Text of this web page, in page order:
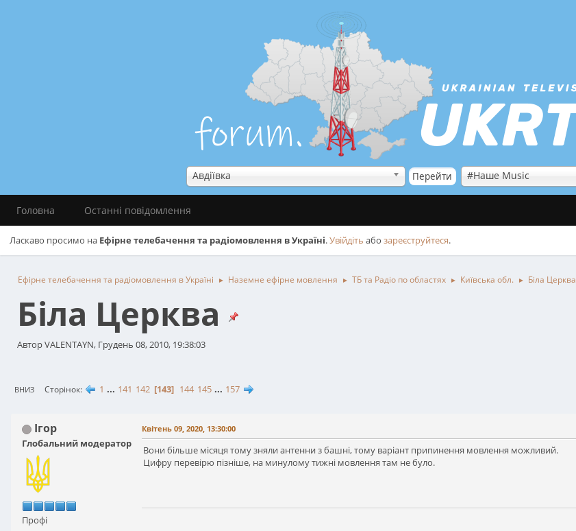
Авдіївка #Наше Music
Головна Останні повідомлення
Ласкаво просимо на Ефірне телебачення та радіомовлення в Україні.Увійдіть або зареєструйтеся.
Ефірне телебачення та радіомовлення в Україні ► Наземне ефірне мовлення ► ТБ та Радіо по областях ► Київська обл. ► Біла Церква
Біла Церква
Автор VALENTAYN, Грудень 08, 2010, 19:38:03
ВНИЗ Сторінок 1 ... 141 142 143 144 145 ... 157
Ігор
Глобальний модератор
Профі
Квітень 09, 2020, 13:30:00
Вони більше місяця тому зняли антенни з башні, тому варіант припинення мовлення можливий.
Цифру перевірю пізніше, на минулому тижні мовлення там не було.